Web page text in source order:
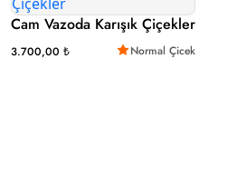
Cam Vazoda Karışık Çiçekler
3.700,00 ₺ Normal Çicek